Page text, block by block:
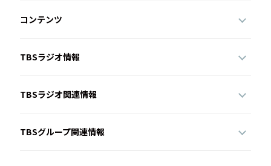
コンテンツ
TBSラジオ情報
TBSラジオ関連情報
TBSグループ関連情報